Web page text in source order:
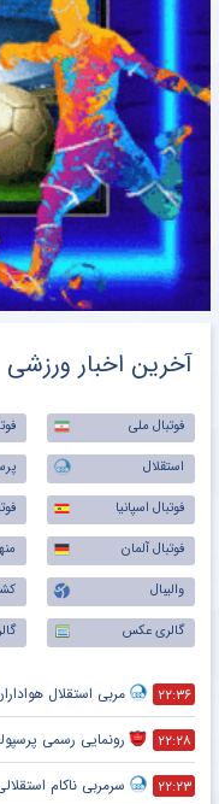
آخرین اخبار ورزشی
فوتبال ملی
استقلال
فوتبال اسپانیا
فوتبال آلمان
والیبال
گالری عکس
۲۲:۳۶ مربی استقلال
۲۲:۲۸ رونمایی رسمی
۲۲:۲۳ سرمربی ناکام